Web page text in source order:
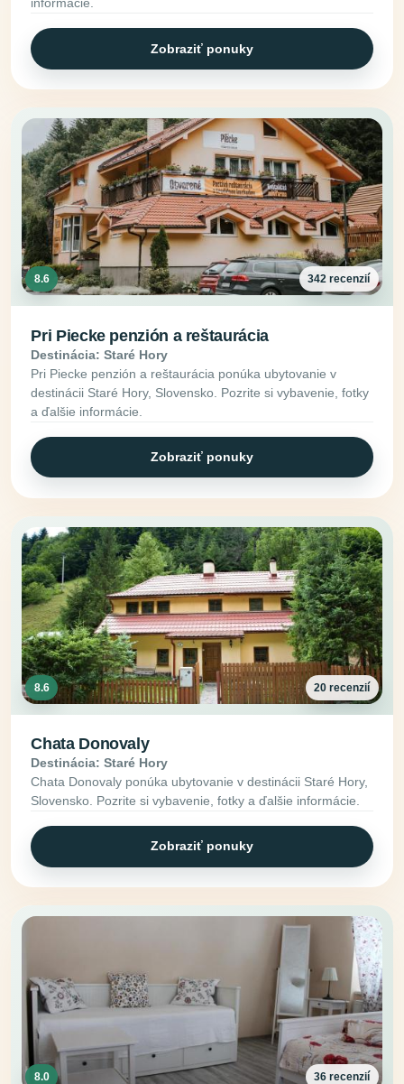
informácie.
Zobraziť ponuky
8.6 342 recenzií
Pri Piecke penzión a reštaurácia
Destinácia: Staré Hory
Pri Piecke penzión a reštaurácia ponúka ubytovanie v
destinácii Staré Hory, Slovensko. Pozrite si vybavenie, fotky
a ďalšie informácie.
Zobraziť ponuky
8.6 20 recenzií
Chata Donovaly
Destinácia: Staré Hory
Chata Donovaly ponúka ubytovanie v destinácii Staré Hory,
Slovensko. Pozrite si vybavenie, fotky a ďalšie informácie.
Zobraziť ponuky
8.0 36 recenzií